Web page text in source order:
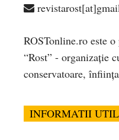
ROSTonline.ro este
“Rost” - organizaţie
conservatoare,
INFORMATII